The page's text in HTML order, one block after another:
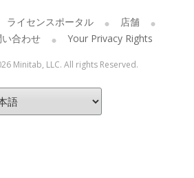
ライセンスポータル
店舗
い合わせ Your Privacy Rights
Minitab, LLC. All rights Reserved.